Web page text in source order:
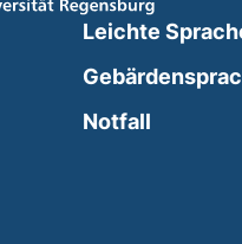
in a new window)
Leichte
Notfall